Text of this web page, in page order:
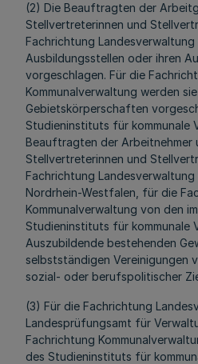
(2) Die Beauftragten der
Stellvertreterinnen und
Fachrichtung Landesverwaltung
Ausbildungsstellen oder ihren
vorgeschlagen. Für die
Kommunalverwaltung werden
Gebietskörperschaften
Studieninstituts für kommunale
Beauftragten der Arbeitnehmer
Stellvertreterinnen und
Fachrichtung Landesverwaltung
Nordrhein-Westfalen, für die
Kommunalverwaltung von den
Studieninstituts für kommunale
Auszubildende bestehenden
selbstständigen Vereinigungen
sozial- oder berufspolitischer
(3) Für die Fachrichtung
Landesprüfungsamt für
Fachrichtung
des Studieninstituts für